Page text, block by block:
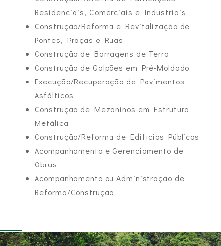
Residenciais, Comerciais e Industriais
Construção/Reforma e Revitalização de
Pontes, Praças e Ruas
Construção de Barragens de Terra
Construção de Galpões em Pré-Moldado
Execução/Recuperação de Pavimentos
Asfálticos
Construção de Mezaninos em Estrutura
Metálica
Construção/Reforma de Edifícios Públicos
Acompanhamento e Gerenciamento de
Obras
Acompanhamento ou Administração de
Reforma/Construção